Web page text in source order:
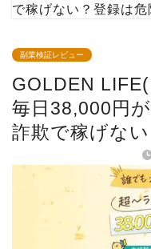
で稼げない？登録は危
副業検証レビュー
GOLDEN
毎日38,000円
詐欺で稼げな